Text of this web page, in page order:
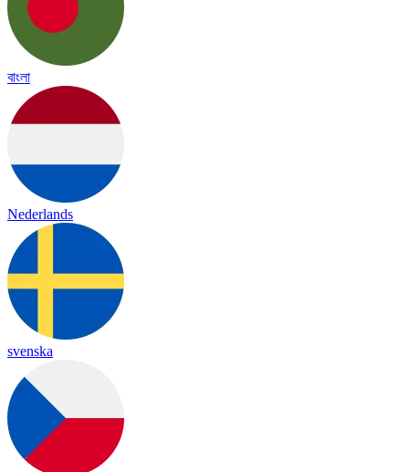
বাংলা
Nederlands
svenska